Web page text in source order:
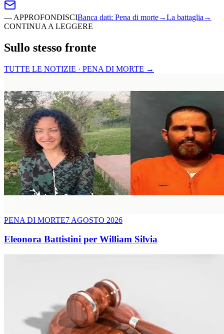
— APPROFONDISCIBanca dati: Pena di morte→La battaglia →
CONTINUA A LEGGERE
Sullo stesso fronte
TUTTE LE NOTIZIE · PENA DI MORTE →
PENA DI MORTE7 AGOSTO 2026
Eleonora Battistini per William Silvia